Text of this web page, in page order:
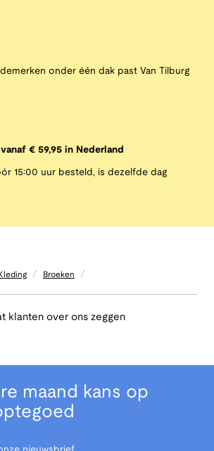
onder één dak past Van Tilburg
€ 59,95 in Nederland
15:00 uur besteld, is dezelfde dag
Kleding / Broeken /
klanten over ons zeggen
maand kans op